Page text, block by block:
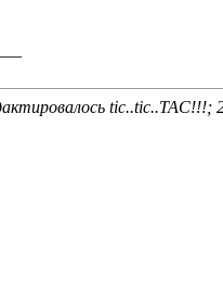
tic..tic..TAC!!!;